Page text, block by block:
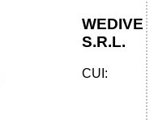
WEDIVE
S.R.L.
CUI: